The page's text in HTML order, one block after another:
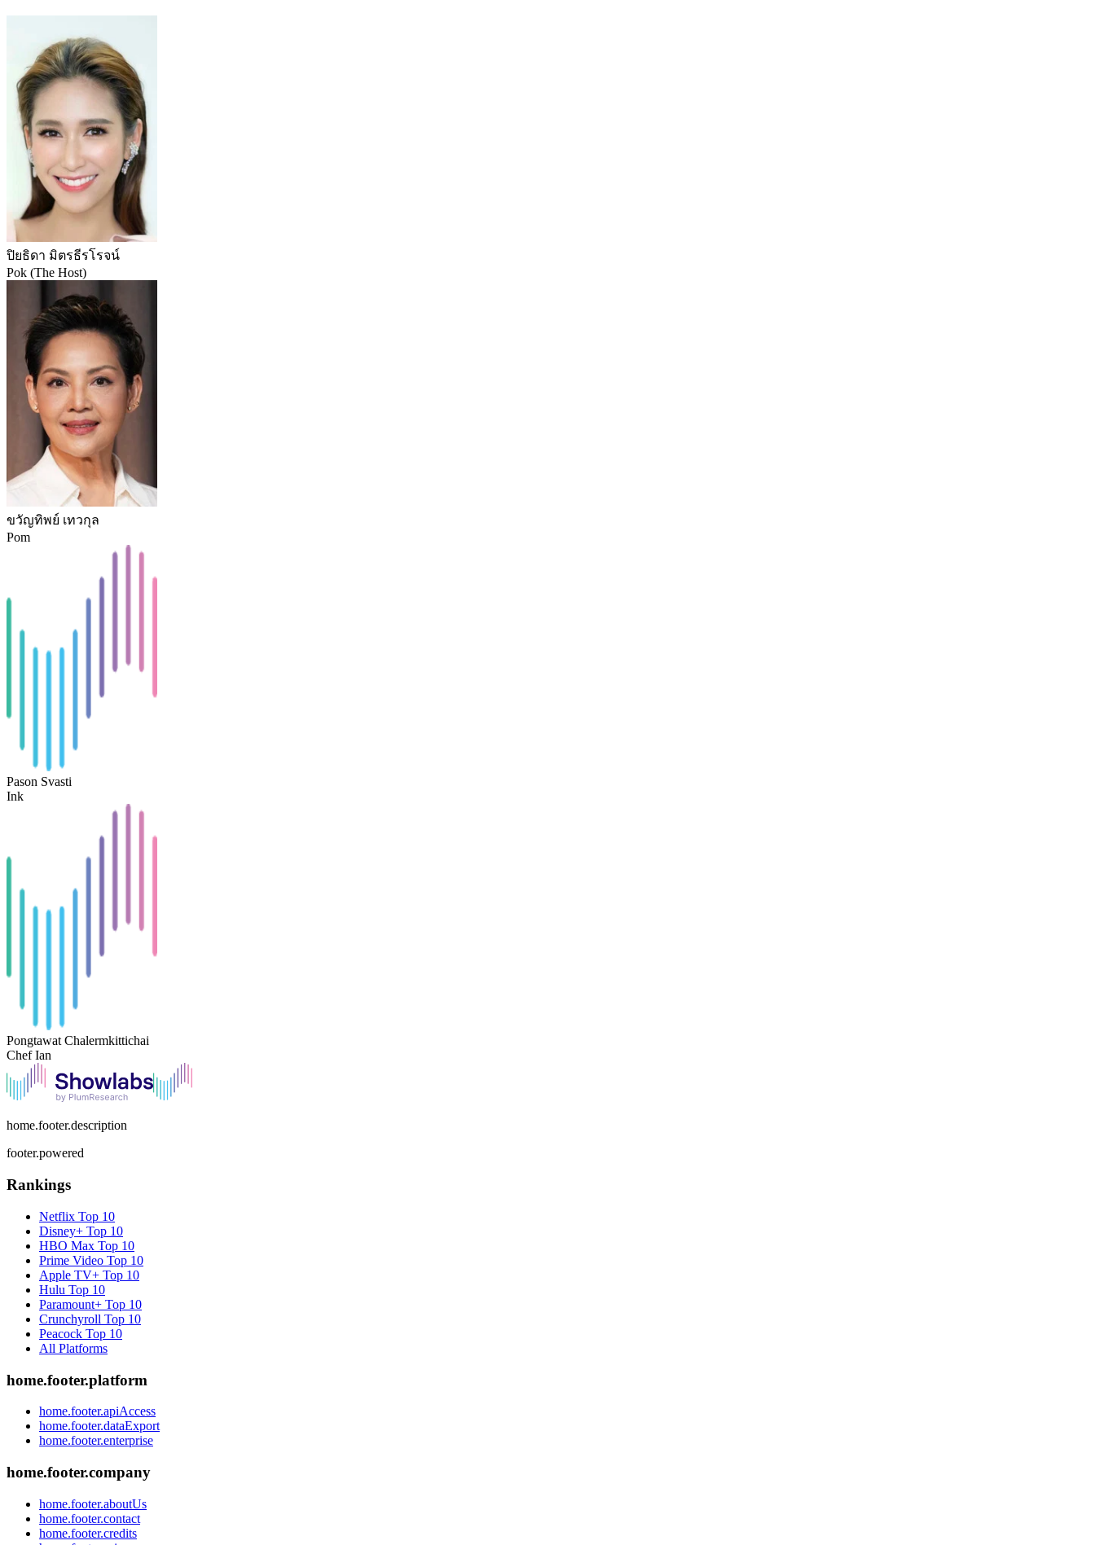
ปิยธิดา มิตรธีรโรจน์
Pok (The Host)
ขวัญทิพย์ เทวกุล
Pom
Pason Svasti
Ink
Pongtawat Chalermkittichai
Chef Ian
home.footer.description
footer.powered
Rankings
Netflix Top 10
Disney+ Top 10
HBO Max Top 10
Prime Video Top 10
Apple TV+ Top 10
Hulu Top 10
Paramount+ Top 10
Crunchyroll Top 10
Peacock Top 10
All Platforms
home.footer.platform
home.footer.apiAccess
home.footer.dataExport
home.footer.enterprise
home.footer.company
home.footer.aboutUs
home.footer.contact
home.footer.credits